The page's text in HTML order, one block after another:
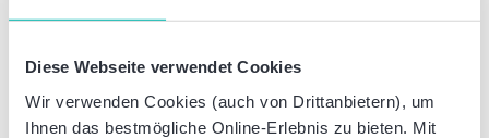
Diese Webseite verwendet Cookies
Wir verwenden Cookies (auch von Drittanbietern), um
Ihnen das bestmögliche Online-Erlebnis zu bieten. Mit